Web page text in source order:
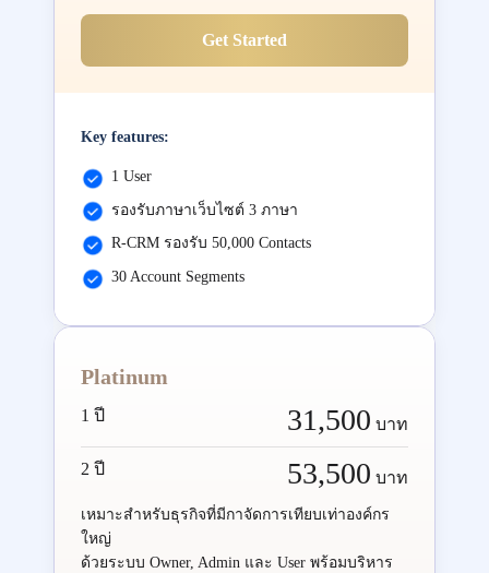
Get Started
Key features:
1 User
รองรับภาษาเว็บไซต์ 3 ภาษา
R-CRM รองรับ 50,000 Contacts
30 Account Segments
Platinum
1 ปี 31,500 บาท
2 ปี 53,500 บาท
เหมาะสำหรับธุรกิจที่มีกาจัดการเทียบเท่าองค์กร
ใหญ่
ด้วยระบบ Owner, Admin และ User พร้อมบริหาร